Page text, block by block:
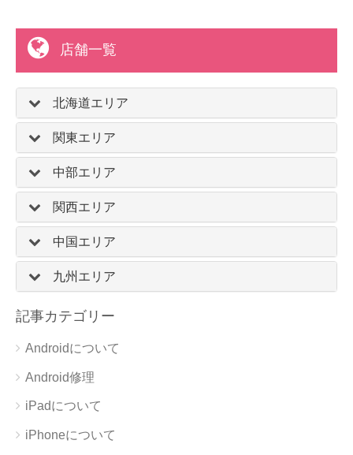
店舗一覧
北海道エリア
関東エリア
中部エリア
関西エリア
中国エリア
九州エリア
記事カテゴリー
Androidについて
Android修理
iPadについて
iPhoneについて